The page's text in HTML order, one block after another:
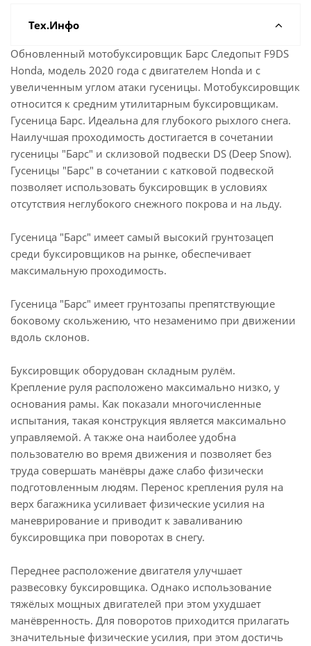
Тех.Инфо
Обновленный мотобуксировщик Барс Следопыт F9DS
Honda, модель 2020 года с двигателем Honda и с
увеличенным углом атаки гусеницы. Мотобуксировщик
относится к средним утилитарным буксировщикам.
Гусеница Барс. Идеальна для глубокого рыхлого снега.
Наилучшая проходимость достигается в сочетании
гусеницы "Барс" и склизовой подвески DS (Deep Snow).
Гусеницы "Барс" в сочетании с катковой подвеской
позволяет использовать буксировщик в условиях
отсутствия неглубокого снежного покрова и на льду.
Гусеница "Барс" имеет самый высокий грунтозацеп
среди буксировщиков на рынке, обеспечивает
максимальную проходимость.
Гусеница "Барс" имеет грунтозапы препятствующие
боковому скольжению, что незаменимо при движении
вдоль склонов.
Буксировщик оборудован складным рулём.
Крепление руля расположено максимально низко, у
основания рамы. Как показали многочисленные
испытания, такая конструкция является максимально
управляемой. А также она наиболее удобна
пользователю во время движения и позволяет без
труда совершать манёвры даже слабо физически
подготовленным людям. Перенос крепления руля на
верх багажника усиливает физические усилия на
маневрирование и приводит к заваливанию
буксировщика при поворотах в снегу.
Переднее расположение двигателя улучшает
развесовку буксировщика. Однако использование
тяжёлых мощных двигателей при этом ухудшает
манёвренность. Для поворотов приходится прилагать
значительные физические усилия, при этом достичь